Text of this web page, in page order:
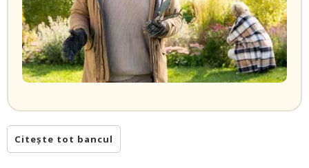
Citește tot bancul